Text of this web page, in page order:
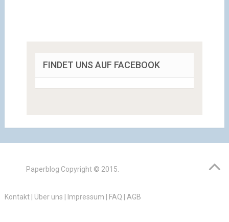
FINDET UNS AUF FACEBOOK
Paperblog Copyright © 2015.
Kontakt| Über uns Impressum FAQ AGB